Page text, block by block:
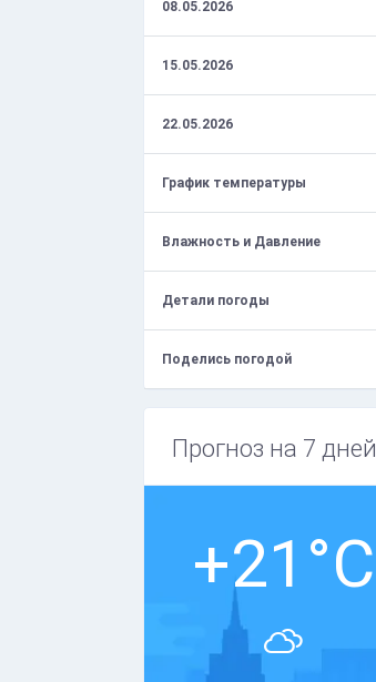
08.05.2026
15.05.2026
22.05.2026
График температуры
Влажность и Давление
Детали погоды
Поделись погодой
Прогноз на 7 дней
+21°C